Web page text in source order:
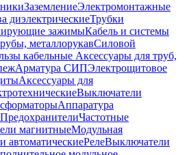
ЗаземлениеЭлектромонтажные
диэлектрическиеТрубки
зажимыКабель и системы
металлорукавСиловой
кабельные Аксессуары для труб,
Арматура СИПЭлектрощитовое
Аксессуары для
Выключатели
Аппаратура
ПредохранителиЧастотные
магнитныеМодульная
автоматическиеРелеВыключатели